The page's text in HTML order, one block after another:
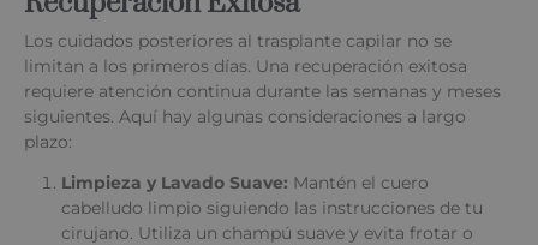
Los cuidados posteriores al trasplante capilar no se
limitan a los primeros días. Una recuperación exitosa
requiere atención continua durante las semanas y meses
siguientes. Aquí hay algunas consideraciones a largo
plazo:
Limpieza y Lavado Suave: Mantén el cuero
cabelludo limpio siguiendo las instrucciones de tu
cirujano. Utiliza un champú suave y evita frotar o